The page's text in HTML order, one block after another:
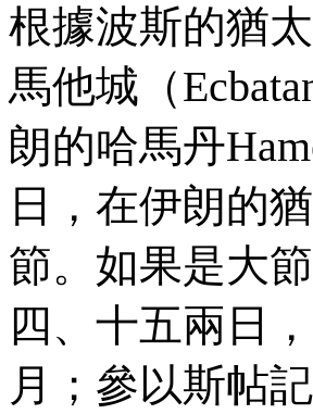
根據波斯的猶
馬他城（
朗的哈馬丹
日，在伊朗的
節。如果是大
四、十五兩日
月；參以斯帖